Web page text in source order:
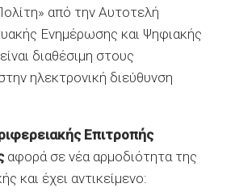
από την Αυτοτελή
Ενημέρωσης και Ψηφιακής
διαθέσιμη στους
ηλεκτρονική διεύθυνση
Επιτροπής
αφορά σε νέα αρμοδιότητα της
και έχει αντικείμενο: